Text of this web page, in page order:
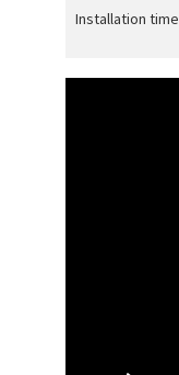
Installation time